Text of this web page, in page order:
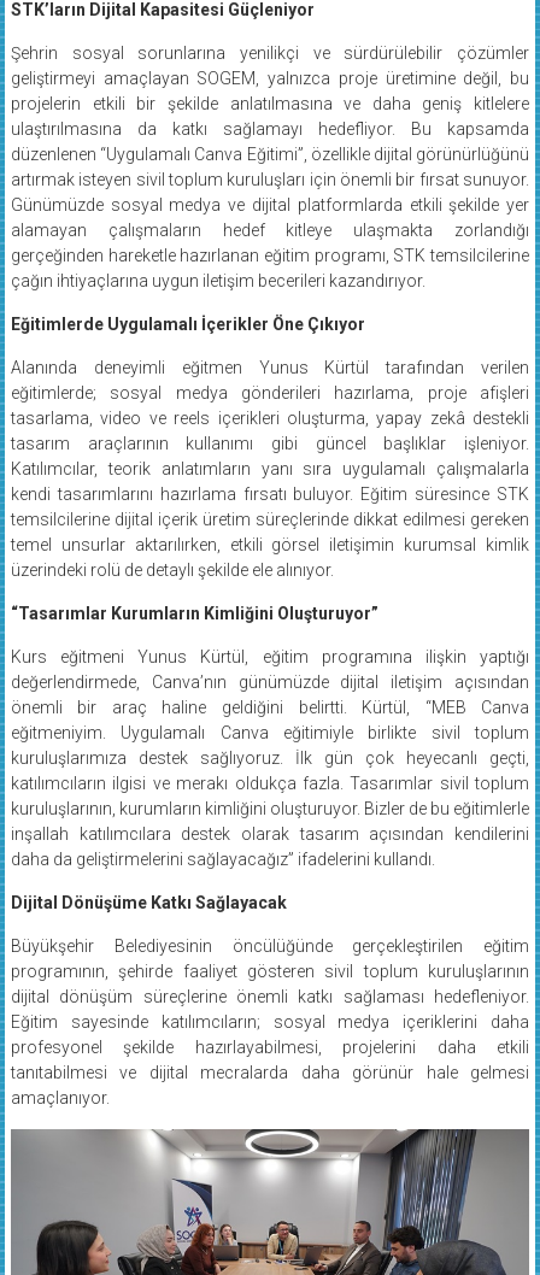
STK’ların Dijital Kapasitesi Güçleniyor
Şehrin sosyal sorunlarına yenilikçi ve sürdürülebilir çözümler
geliştirmeyi amaçlayan SOGEM, yalnızca proje üretimine değil, bu
projelerin etkili bir şekilde anlatılmasına ve daha geniş kitlelere
ulaştırılmasına da katkı sağlamayı hedefliyor. Bu kapsamda
düzenlenen “Uygulamalı Canva Eğitimi”, özellikle dijital görünürlüğünü
artırmak isteyen sivil toplum kuruluşları için önemli bir fırsat sunuyor.
Günümüzde sosyal medya ve dijital platformlarda etkili şekilde yer
alamayan çalışmaların hedef kitleye ulaşmakta zorlandığı
gerçeğinden hareketle hazırlanan eğitim programı, STK temsilcilerine
çağın ihtiyaçlarına uygun iletişim becerileri kazandırıyor.
Eğitimlerde Uygulamalı İçerikler Öne Çıkıyor
Alanında deneyimli eğitmen Yunus Kürtül tarafından verilen
eğitimlerde; sosyal medya gönderileri hazırlama, proje afişleri
tasarlama, video ve reels içerikleri oluşturma, yapay zekâ destekli
tasarım araçlarının kullanımı gibi güncel başlıklar işleniyor.
Katılımcılar, teorik anlatımların yanı sıra uygulamalı çalışmalarla
kendi tasarımlarını hazırlama fırsatı buluyor. Eğitim süresince STK
temsilcilerine dijital içerik üretim süreçlerinde dikkat edilmesi gereken
temel unsurlar aktarılırken, etkili görsel iletişimin kurumsal kimlik
üzerindeki rolü de detaylı şekilde ele alınıyor.
“Tasarımlar Kurumların Kimliğini Oluşturuyor”
Kurs eğitmeni Yunus Kürtül, eğitim programına ilişkin yaptığı
değerlendirmede, Canva’nın günümüzde dijital iletişim açısından
önemli bir araç haline geldiğini belirtti. Kürtül, “MEB Canva
eğitmeniyim. Uygulamalı Canva eğitimiyle birlikte sivil toplum
kuruluşlarımıza destek sağlıyoruz. İlk gün çok heyecanlı geçti,
katılımcıların ilgisi ve merakı oldukça fazla. Tasarımlar sivil toplum
kuruluşlarının, kurumların kimliğini oluşturuyor. Bizler de bu eğitimlerle
inşallah katılımcılara destek olarak tasarım açısından kendilerini
daha da geliştirmelerini sağlayacağız” ifadelerini kullandı.
Dijital Dönüşüme Katkı Sağlayacak
Büyükşehir Belediyesinin öncülüğünde gerçekleştirilen eğitim
programının, şehirde faaliyet gösteren sivil toplum kuruluşlarının
dijital dönüşüm süreçlerine önemli katkı sağlaması hedefleniyor.
Eğitim sayesinde katılımcıların; sosyal medya içeriklerini daha
profesyonel şekilde hazırlayabilmesi, projelerini daha etkili
tanıtabilmesi ve dijital mecralarda daha görünür hale gelmesi
amaçlanıyor.